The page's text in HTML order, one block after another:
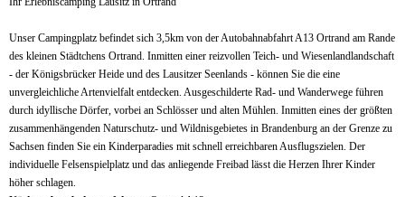
Unser Campingplatz befindet sich 3,5km von der Autobahnabfahrt A13 Ortrand am Rande
des kleinen Städtchens Ortrand. Inmitten einer reizvollen Teich- und Wiesenlandlandschaft
- der Königsbrücker Heide und des Lausitzer Seenlands - können Sie die eine
unvergleichliche Artenvielfalt entdecken. Ausgeschilderte Rad- und Wanderwege führen
durch idyllische Dörfer, vorbei an Schlösser und alten Mühlen. Inmitten eines der größten
zusammenhängenden Naturschutz- und Wildnisgebietes in Brandenburg an der Grenze zu
Sachsen finden Sie ein Kinderparadies mit schnell erreichbaren Ausflugszielen. Der
individuelle Felsenspielplatz und das anliegende Freibad lässt die Herzen Ihrer Kinder
höher schlagen.